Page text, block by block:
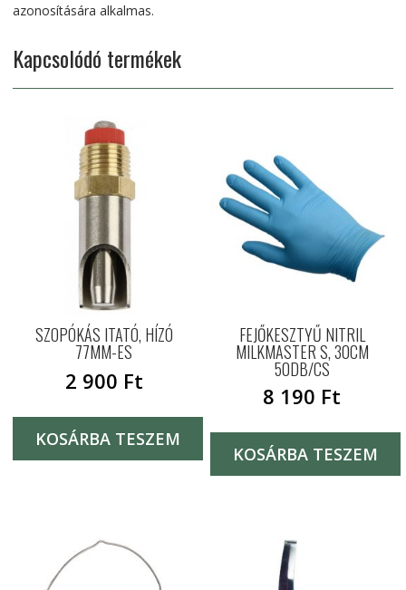
azonosítására alkalmas.
Kapcsolódó termékek
SZOPÓKÁS ITATÓ, HÍZÓ
77MM-ES
2 900 Ft
KOSÁRBA TESZEM
FEJŐKESZTYŰ NITRIL
MILKMASTER S, 30CM
50DB/CS
8 190 Ft
KOSÁRBA TESZEM